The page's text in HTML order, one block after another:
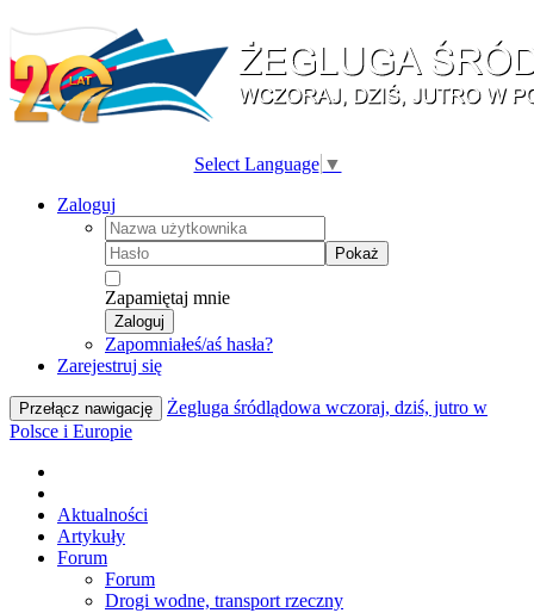
Select Language ▼
Zaloguj
Pokaż
Zapamiętaj mnie
Zaloguj
Zapomniałeś/aś hasła?
Zarejestruj się
Przełącz nawigację
Żegluga śródlądowa wczoraj, dziś, jutro w
Polsce i Europie
Aktualności
Artykuły
Forum
Forum
Drogi wodne, transport rzeczny